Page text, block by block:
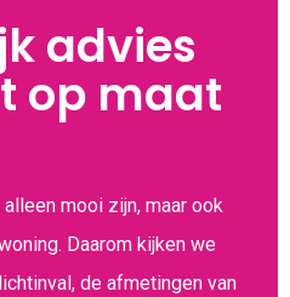
advies
op maat
mooi zijn, maar ook
Daarom kijken we
de afmetingen van